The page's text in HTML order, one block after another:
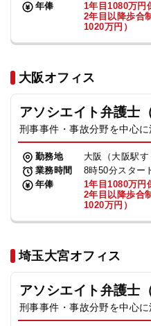
年俸
1年目1080万円
2年目以降歩合
1020万円）
大阪オフィス
アソシエイト弁護士
刑事事件・事故分野を中心に
勤務地
大阪（大阪駅す
業務時間
8時50分スター
年俸
1年目1080万円
2年目以降歩合
1020万円）
埼玉大宮オフィス
アソシエイト弁護士
刑事事件・事故分野を中心に
相談先情報サイト
法人グループ
プライバシーポリシー
TikTok受賞